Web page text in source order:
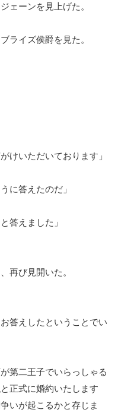
ェーンを見上げた。
ライズ侯爵を見た。
けいただいております」
に答えたのだ」
答えました」
再び見開いた。
答えしたということでい
第二王子でいらっしゃる
正式に婚約いたします
いが起こるかと存じま